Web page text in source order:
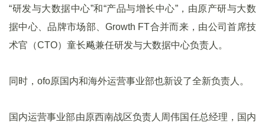
“研发与大数据中心”和“产品与增长中心”，由原产研与大数
据中心、品牌市场部、Growth FT合并而来，由公司首席技
术官（CTO）童长飚兼任研发与大数据中心负责人。
同时，ofo原国内和海外运营事业部也新设了全新负责人。
国内运营事业部由原西南战区负责人周伟国任总经理，国内